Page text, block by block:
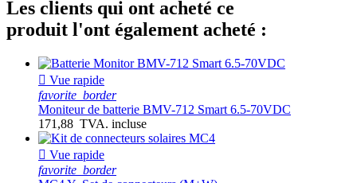
Les clients qui ont acheté ce
produit l'ont également acheté :
 Vue rapide
favorite_border
Moniteur de batterie BMV-712 Smart 6.5-70VDC
171,88 TVA. incluse
 Vue rapide
favorite_border